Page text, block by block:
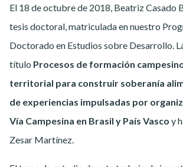
El 18 de octubre de 2018, Beatriz Casado
tesis doctoral, matriculada en nuestro
Doctorado en Estudios sobre Desarrollo.
título Procesos de formación
territorial para construir soberanía
de experiencias impulsadas por
Vía Campesina en Brasil y País Vasco y
Zesar Martínez.